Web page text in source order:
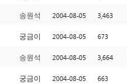
송원석 2004-08-05 3,463
궁금이 2004-08-05 673
송원석 2004-08-05 3,664
궁금이 2004-08-05 663